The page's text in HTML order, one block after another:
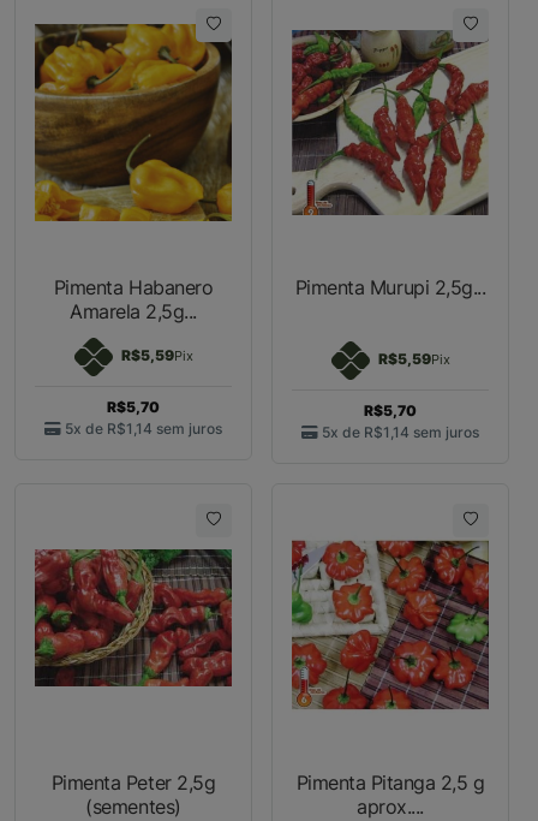
Pimenta Habanero
Amarela 2,5g...
R$5,59Pix
R$5,70
5x de R$1,14 sem juros
Pimenta Murupi 2,5g...
R$5,59Pix
R$5,70
5x de R$1,14 sem juros
Pimenta Peter 2,5g
(sementes)
Pimenta Pitanga 2,5 g
aprox....